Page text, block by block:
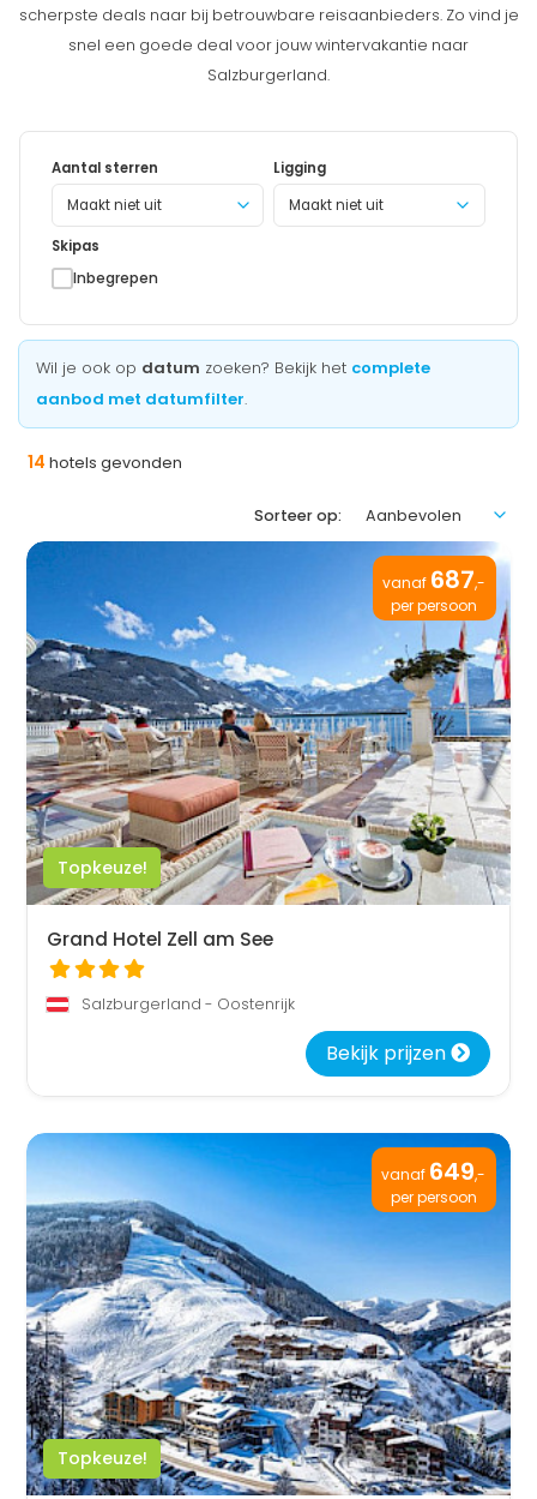
scherpste deals naar bij betrouwbare reisaanbieders. Zo vind je
snel een goede deal voor jouw wintervakantie naar
Salzburgerland.
Aantal sterren
Ligging
Maakt niet uit
Skipas
Inbegrepen
Wil je ook op datum zoeken? Bekijk het complete
aanbod met datumfilter.
14 hotels gevonden
Sorteer op:
vanaf 687,-
per persoon
Topkeuze!
Grand Hotel Zell am See
Salzburgerland - Oostenrijk
Bekijk prijzen
vanaf 649,-
per persoon
Topkeuze!